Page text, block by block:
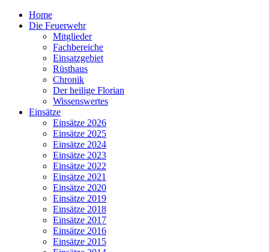
Home
Die Feuerwehr
Mitglieder
Fachbereiche
Einsatzgebiet
Rüsthaus
Chronik
Der heilige Florian
Wissenswertes
Einsätze
Einsätze 2026
Einsätze 2025
Einsätze 2024
Einsätze 2023
Einsätze 2022
Einsätze 2021
Einsätze 2020
Einsätze 2019
Einsätze 2018
Einsätze 2017
Einsätze 2016
Einsätze 2015